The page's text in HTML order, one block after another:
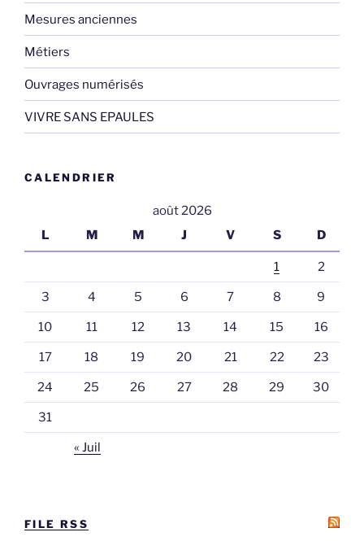
Mesures anciennes
Métiers
Ouvrages numérisés
VIVRE SANS EPAULES
CALENDRIER
août 2026
L
M M J V S D
1 2
3 4 5 6 7 8 9
10 11 12 13 14 15 16
17 18 19 20 21 22 23
24 25 26 27 28 29 30
31
« Juil
FILE RSS